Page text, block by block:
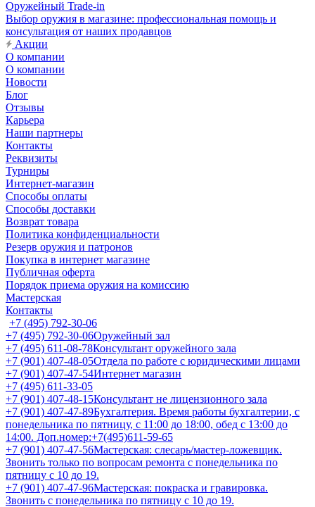
Оружейный Trade-in
Выбор оружия в магазине: профессиональная помощь и
консультация от наших продавцов
Акции
О компании
О компании
Новости
Блог
Отзывы
Карьера
Наши партнеры
Контакты
Реквизиты
Турниры
Интернет-магазин
Способы оплаты
Способы доставки
Возврат товара
Политика конфиденциальности
Резерв оружия и патронов
Покупка в интернет магазине
Публичная оферта
Порядок приема оружия на комиссию
Мастерская
Контакты
+7 (495) 792-30-06
+7 (495) 792-30-06Оружейный зал
+7 (495) 611-08-78Консультант оружейного зала
+7 (901) 407-48-05Отдела по работе с юридическими лицами
+7 (901) 407-47-54Интернет магазин
+7 (495) 611-33-05
+7 (901) 407-48-15Консультант не лицензионного зала
+7 (901) 407-47-89Бухгалтерия. Время работы бухгалтерии, с
понедельника по пятницу, с 11:00 до 18:00, обед с 13:00 до
14:00. Доп.номер:+7(495)611-59-65
+7 (901) 407-47-56Мастерская: слесарь/мастер-ложевщик.
Звонить только по вопросам ремонта с понедельника по
пятницу с 10 до 19.
+7 (901) 407-47-96Мастерская: покраска и гравировка.
Звонить с понедельника по пятницу с 10 до 19.